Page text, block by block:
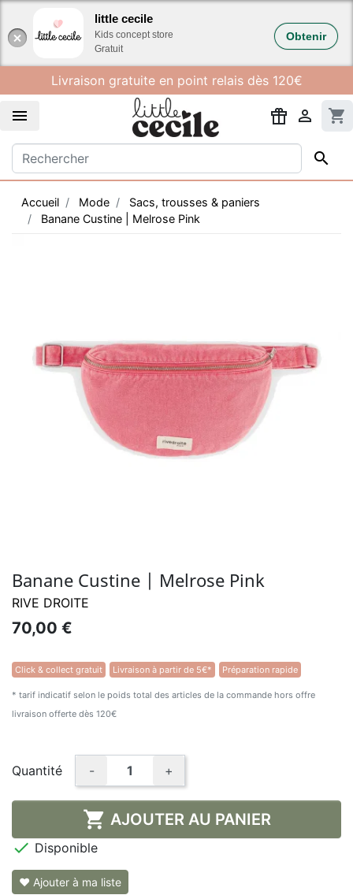
little cecile
Kids concept store
Gratuit
Obtenir
Livraison gratuite en point relais dès 120€
  shopping_cart

Accueil Mode
Sacs, trousses & paniers
Banane Custine | Melrose Pink
Banane Custine | Melrose Pink
RIVE DROITE
70,00 €
Click & collect gratuit Livraison à partir de 5€* Préparation rapide
* tarif indicatif selon le poids total des articles de la commande hors offre
livraison offerte dès 120€
Quantité - +
 AJOUTER AU PANIER
 Disponible
❤ Ajouter à ma liste